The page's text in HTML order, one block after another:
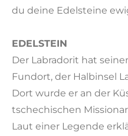
du deine Edelsteine
EDELSTEIN
Der Labradorit hat
Fundort, der Halbinsel
Dort wurde er an der
tschechischen
Laut einer Legende